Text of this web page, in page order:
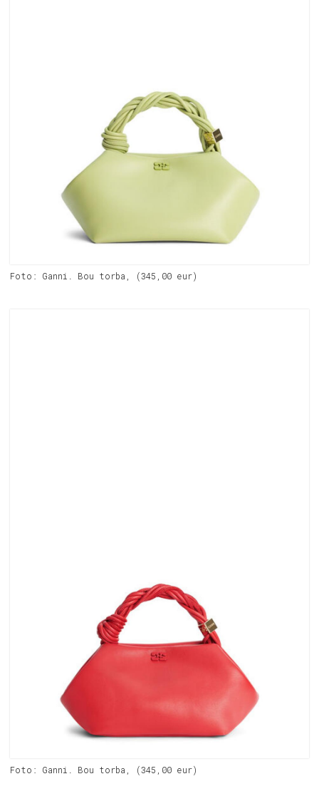
Foto: Ganni. Bou torba, (345,00 eur)
Foto: Ganni. Bou torba, (345,00 eur)